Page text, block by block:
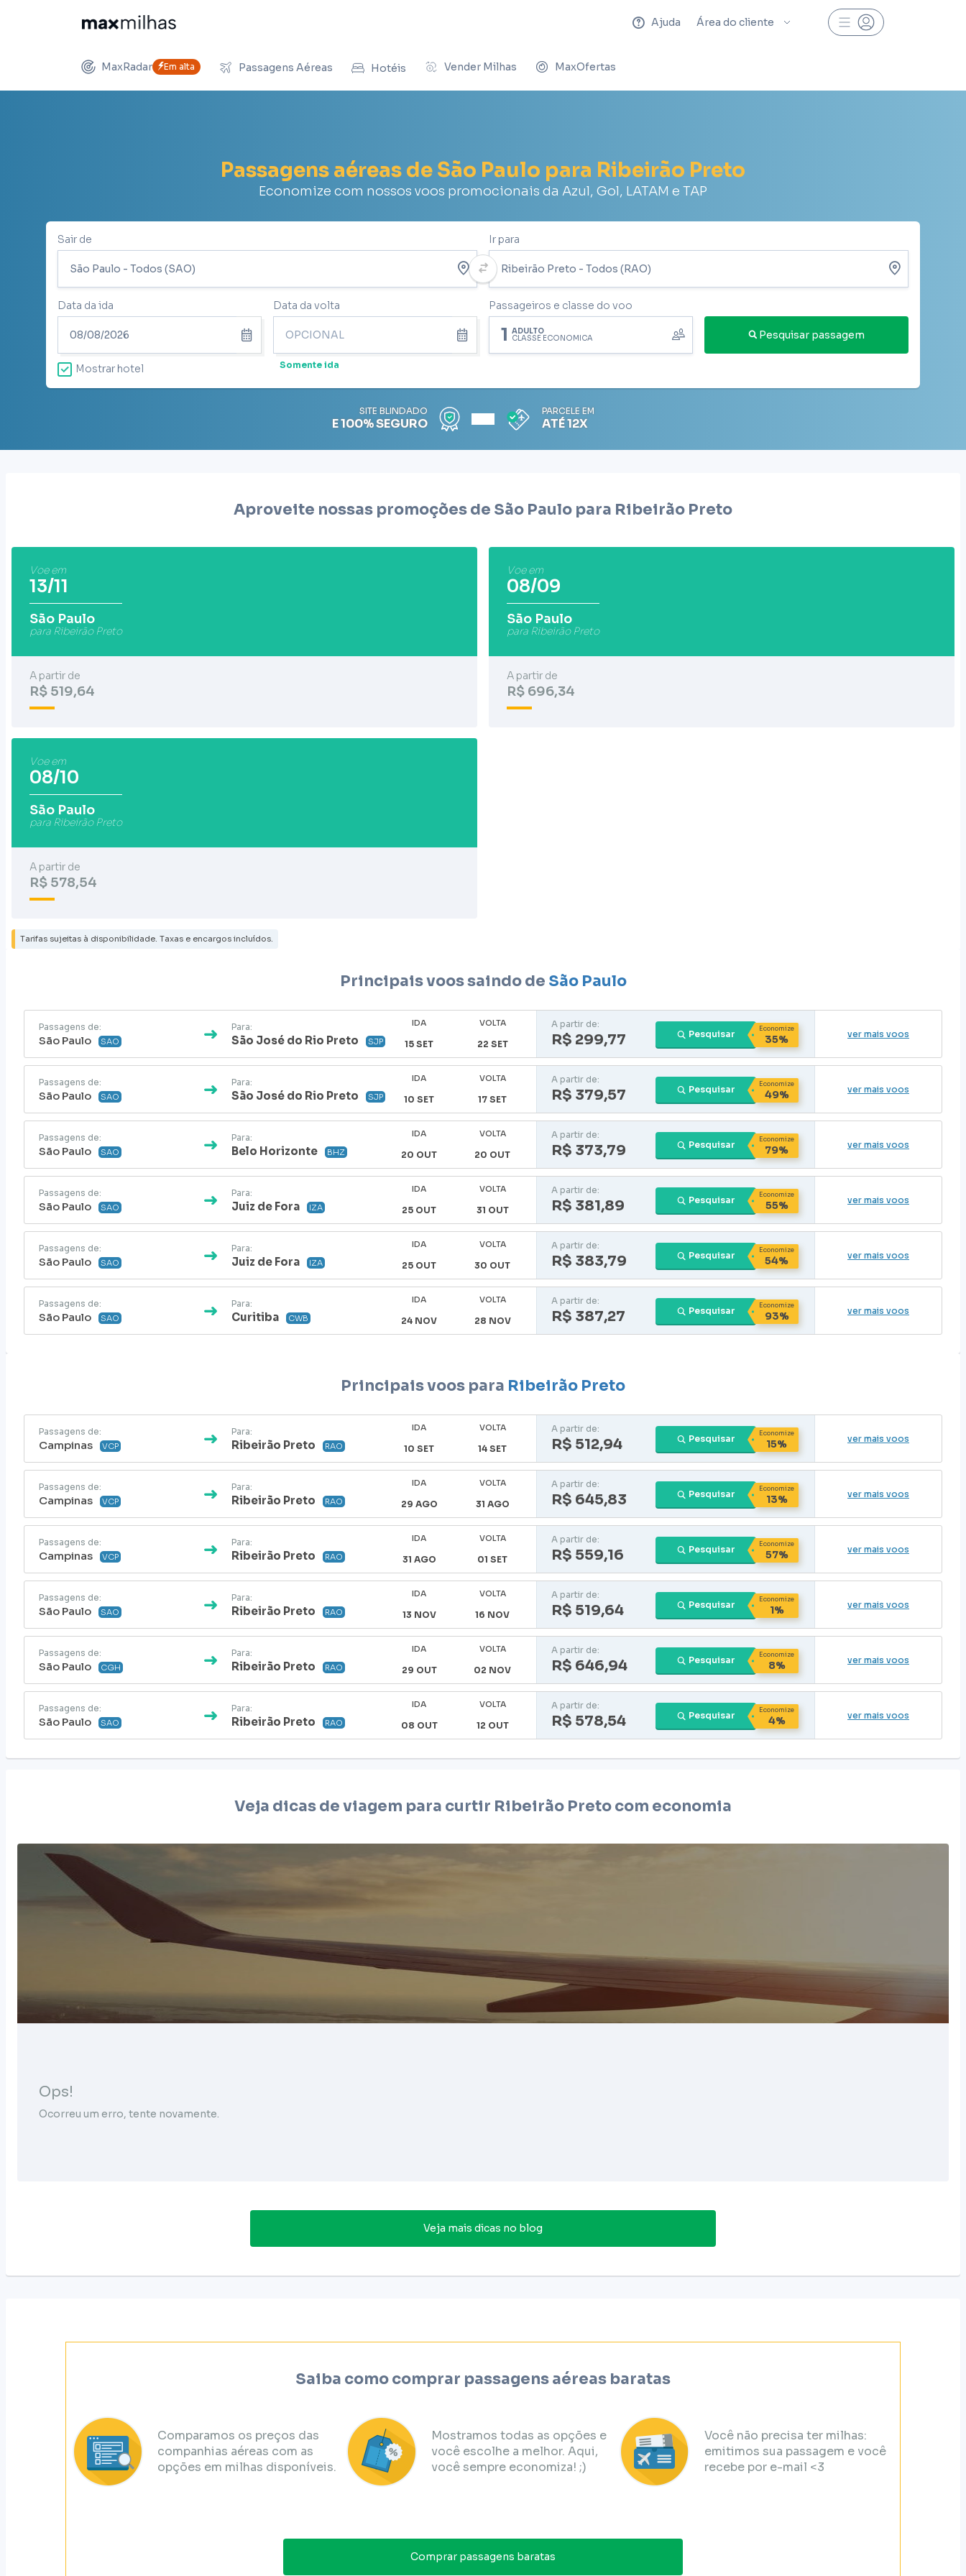
Ajuda Área do cliente
MaxRadar Em alta Passagens Aéreas Hotéis Vender Milhas MaxOfertas
Passagens aéreas de São Paulo para Ribeirão Preto
Economize com nossos voos promocionais da Azul, Gol, LATAM e TAP
Sair de Ir para
Data da ida Data da volta
Somente ida
Mostrar hotel
Passageiros e classe do voo
1 ADULTO
CLASSE ECONÔMICA Pesquisar passagem
SITE BLINDADO
E 100% SEGURO
PARCELE EM
ATÉ 12X
Aproveite nossas promoções de São Paulo para Ribeirão Preto
Voe em
13/11
São Paulo
para Ribeirão Preto
A partir de
R$ 519,64
Voe em
08/09
São Paulo
para Ribeirão Preto
A partir de
R$ 696,34
Voe em
08/10
São Paulo
para Ribeirão Preto
A partir de
R$ 578,54
Tarifas sujeitas à disponibilidade. Taxas e encargos incluídos.
Principais voos saindo de São Paulo
Passagens de:
São Paulo SAO
Para:
São José do Rio Preto SJP
IDA
15 SET
VOLTA
22 SET
A partir de:
R$ 299,77 Pesquisar
Economize
35% ver mais voos
Passagens de:
São Paulo SAO
Para:
São José do Rio Preto SJP
IDA
10 SET
VOLTA
17 SET
A partir de:
R$ 379,57 Pesquisar
Economize
49% ver mais voos
Passagens de:
São Paulo SAO
Para:
Belo Horizonte BHZ
IDA
20 OUT
VOLTA
20 OUT
A partir de:
R$ 373,79 Pesquisar
Economize
79% ver mais voos
Passagens de:
São Paulo SAO
Para:
Juiz de Fora IZA
IDA
25 OUT
VOLTA
31 OUT
A partir de:
R$ 381,89 Pesquisar
Economize
55% ver mais voos
Passagens de:
São Paulo SAO
Para:
Juiz de Fora IZA
IDA
25 OUT
VOLTA
30 OUT
A partir de:
R$ 383,79 Pesquisar
Economize
54% ver mais voos
Passagens de:
São Paulo SAO
Para:
Curitiba CWB
IDA
24 NOV
VOLTA
28 NOV
A partir de:
R$ 387,27 Pesquisar
Economize
93% ver mais voos
Principais voos para Ribeirão Preto
Passagens de:
Campinas VCP
Para:
Ribeirão Preto RAO
IDA
10 SET
VOLTA
14 SET
A partir de:
R$ 512,94 Pesquisar
Economize
15% ver mais voos
Passagens de:
Campinas VCP
Para:
Ribeirão Preto RAO
IDA
29 AGO
VOLTA
31 AGO
A partir de:
R$ 645,83 Pesquisar
Economize
13% ver mais voos
Passagens de:
Campinas VCP
Para:
Ribeirão Preto RAO
IDA
31 AGO
VOLTA
01 SET
A partir de:
R$ 559,16 Pesquisar
Economize
57% ver mais voos
Passagens de:
São Paulo SAO
Para:
Ribeirão Preto RAO
IDA
13 NOV
VOLTA
16 NOV
A partir de:
R$ 519,64 Pesquisar
Economize
1% ver mais voos
Passagens de:
São Paulo CGH
Para:
Ribeirão Preto RAO
IDA
29 OUT
VOLTA
02 NOV
A partir de:
R$ 646,94 Pesquisar
Economize
8% ver mais voos
Passagens de:
São Paulo SAO
Para:
Ribeirão Preto RAO
IDA
08 OUT
VOLTA
12 OUT
A partir de:
R$ 578,54 Pesquisar
Economize
4% ver mais voos
Veja dicas de viagem para curtir Ribeirão Pretocom economia
Ops!
Ocorreu um erro, tente novamente.
Veja mais dicas no blog
Saiba como comprar passagens aéreas baratas
Comparamos os preços das
companhias aéreas com as
opções em milhas disponíveis.
Mostramos todas as opções e
você escolhe a melhor. Aqui,
você sempre economiza! ;)
Você não precisa ter milhas:
emitimos sua passagem e você
recebe por e-mail <3
Comprar passagens baratas